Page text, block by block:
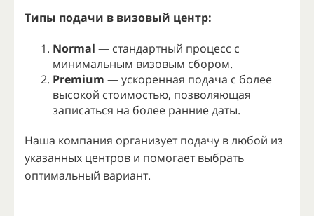
Типы подачи в визовый центр:
Normal — стандартный процесс с
минимальным визовым сбором.
Premium — ускоренная подача с более
высокой стоимостью, позволяющая
записаться на более ранние даты.
Наша компания организует подачу в любой из
указанных центров и помогает выбрать
оптимальный вариант.